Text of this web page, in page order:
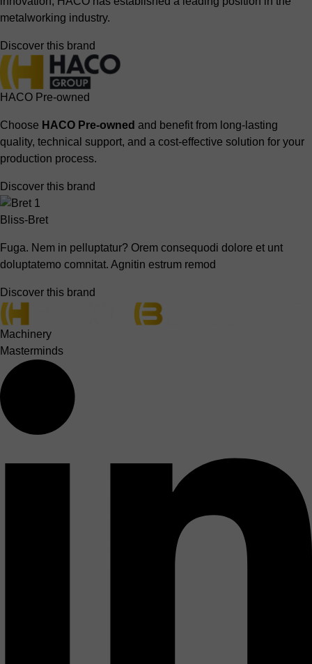
metalworking industry.
Discover this brand
HACO Pre-owned
Choose HACO Pre-owned and benefit from long-lasting
quality, technical support, and a cost-effective solution for your
production process.
Discover this brand
Bliss-Bret
Fuga. Nem in pelluptatur? Orem consequodi dolore et unt
doluptatemo comnitat. Agnitin estrum remod
Discover this brand
Machinery
Masterminds